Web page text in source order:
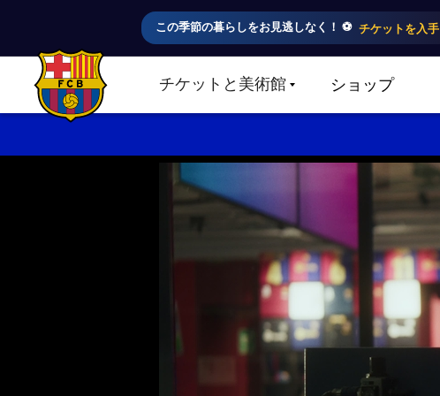
この季節の暮らしをお見逃しなく！ ⚽️ チケットを入手
FC Barcelona club badge チケットと美術館LABEL.SHARE.CARETDOWNショップ